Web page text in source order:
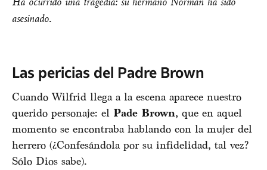
asesinado.
Las pericias del Padre Brown
Cuando Wilfrid llega a la escena aparece nuestro
querido personaje: el Pade Brown, que en aquel
momento se encontraba hablando con la mujer del
herrero (¿Confesándola por su infidelidad, tal vez?
Sólo Dios sabe).